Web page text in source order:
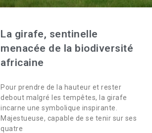
La girafe, sentinelle
menacée de la biodiversité
africaine
Pour prendre de la hauteur et rester
debout malgré les tempêtes, la girafe
incarne une symbolique inspirante.
Majestueuse, capable de se tenir sur ses
quatre